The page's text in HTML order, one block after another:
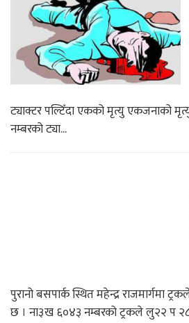
ट्याक्टर पल्टिँदा एकको मृत्यु एकजनाको
नम्बरको ट्या...
पुरानो बसपार्क स्थित महेन्द्र राजमार्गमा
छ । ना३ख ६०४३ नम्बरको ट्रकले लु२२ प